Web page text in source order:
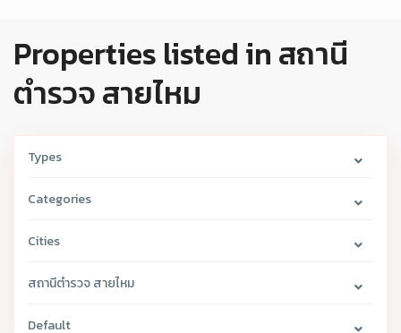
Properties listed in สถานี
ตำรวจ สายไหม
Types
Categories
Cities
สถานีตำรวจ สายไหม
Default